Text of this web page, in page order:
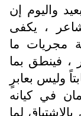
واليوم إن
، يكفى
مجريات ما
، فينطق بما
وليس بعابرٍ
في كيانه
لما